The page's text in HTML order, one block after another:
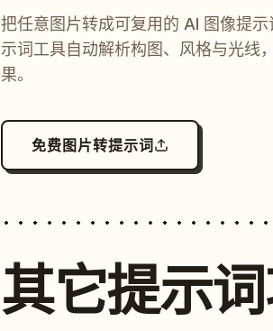
把任意图片转成可复用的 AI 图像提
示词工具自动解析构图、风格与光线
果。
免费图片转提示词
其它提示